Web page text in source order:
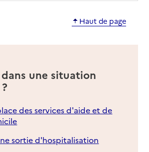
Haut de page
une situation
des services d'aide et de
sortie d'hospitalisation